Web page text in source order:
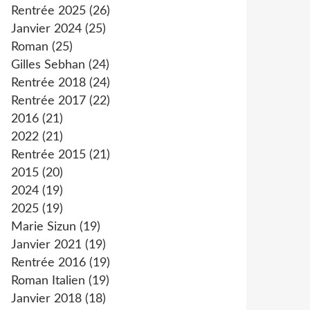
Rentrée 2025 (26)
Janvier 2024 (25)
Roman (25)
Gilles Sebhan (24)
Rentrée 2018 (24)
Rentrée 2017 (22)
2016 (21)
2022 (21)
Rentrée 2015 (21)
2015 (20)
2024 (19)
2025 (19)
Marie Sizun (19)
Janvier 2021 (19)
Rentrée 2016 (19)
Roman Italien (19)
Janvier 2018 (18)